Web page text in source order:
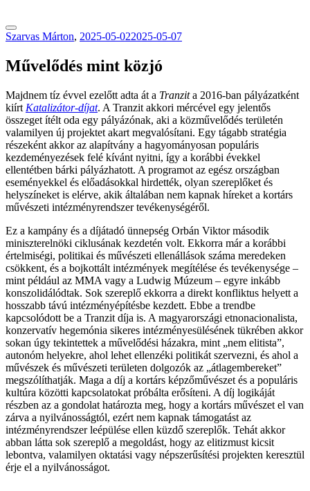
Szarvas Márton, 2025-05-022025-05-07
Művelődés mint közjó
Majdnem tíz évvel ezelőtt adta át a Tranzita 2016-ban pályázatként
kiírt Katalizátor-díjat. A Tranzit akkori mércével egy jelentős
összeget ítélt oda egy pályázónak, aki a közművelődés területén
valamilyen új projektet akart megvalósítani. Egy tágabb stratégia
részeként akkor az alapítvány a hagyományosan populáris
kezdeményezések felé kívánt nyitni, így a korábbi évekkel
ellentétben bárki pályázhatott. A programot az egész országban
eseményekkel és előadásokkal hirdették, olyan szereplőket és
helyszíneket is elérve, akik általában nem kapnak híreket a kortárs
művészeti intézményrendszer tevékenységéről.
Ez a kampány és a díjátadó ünnepség Orbán Viktor második
miniszterelnöki ciklusának kezdetén volt. Ekkorra már a korábbi
értelmiségi, politikai és művészeti ellenállások száma meredeken
csökkent, és a bojkottált intézmények megítélése és tevékenysége –
mint például az MMA vagy a Ludwig Múzeum – egyre inkább
konszolidálódtak. Sok szereplő ekkorra a direkt konfliktus helyett a
hosszabb távú intézményépítésbe kezdett. Ebbe a trendbe
kapcsolódott be a Tranzit díja is. A magyarországi etnonacionalista,
konzervatív hegemónia sikeres intézményesülésének tükrében akkor
sokan úgy tekintettek a művelődési házakra, mint „nem elitista”,
autonóm helyekre, ahol lehet ellenzéki politikát szervezni, és ahol a
művészek és művészeti területen dolgozók az „átlagembereket”
megszólíthatják. Maga a díj a kortárs képzőművészet és a populáris
kultúra közötti kapcsolatokat próbálta erősíteni. A díj logikáját
részben az a gondolat határozta meg, hogy a kortárs művészet el van
zárva a nyilvánosságtól, ezért nem kapnak támogatást az
intézményrendszer leépülése ellen küzdő szereplők. Tehát akkor
abban látta sok szereplő a megoldást, hogy az elitizmust kicsit
lebontva, valamilyen oktatási vagy népszerűsítési projekten keresztül
érje el a nyilvánosságot.